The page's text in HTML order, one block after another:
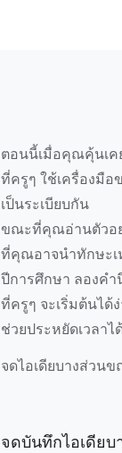
ตอนนี้เมื่อคุณคุ้นเค
ที่ครูๆ ใช้เครื่องมือ
เป็นระเบียบกัน
ขณะที่คุณอ่านตัวอย่
ที่คุณอาจนำทักษะเ
ปีการศึกษา ลองคำ
ที่ครูๆ จะเริ่มต้นได้
ช่วยประหยัดเวลา
จดไอเดียบางส่วน
จดบันทึกไอเดียบ